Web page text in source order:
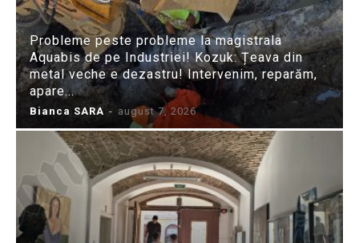
Probleme peste probleme la magistrala
Aquabis de pe Industriei! Kozuk: Țeava din
metal veche e dezastru! Intervenim, reparăm,
apare...
Bianca SARA - august 7, 2026